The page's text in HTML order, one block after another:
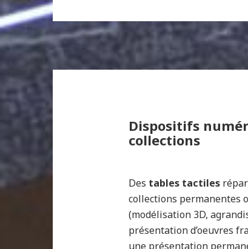
Dispositifs
collections
Des tables tactiles
collections permanentes
(modélisation 3D,
présentation d’oeuvres
une présentation